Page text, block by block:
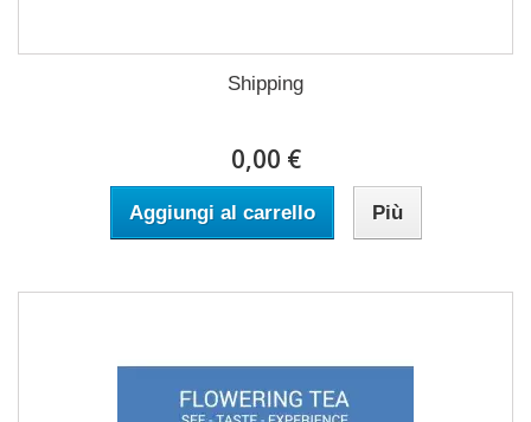
Shipping
0,00 €
Aggiungi al carrello Più